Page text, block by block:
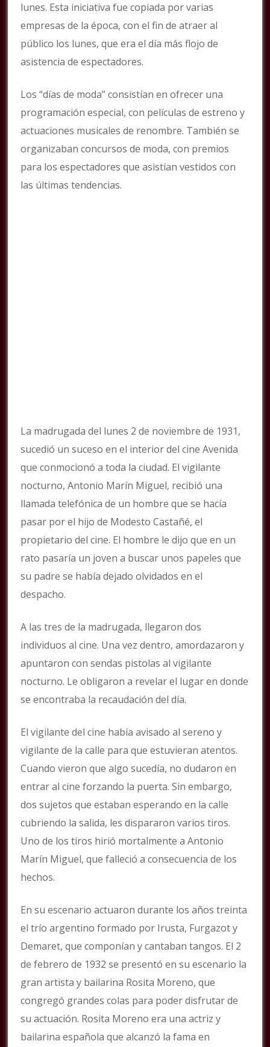
lunes. Esta iniciativa fue copiada por varias
empresas de la época, con el fin de atraer al
público los lunes, que era el día más flojo de
asistencia de espectadores.
Los “días de moda” consistían en ofrecer una
programación especial, con películas de estreno y
actuaciones musicales de renombre. También se
organizaban concursos de moda, con premios
para los espectadores que asistían vestidos con
las últimas tendencias.
La madrugada del lunes 2 de noviembre de 1931,
sucedió un suceso en el interior del cine Avenida
que conmocionó a toda la ciudad. El vigilante
nocturno, Antonio Marín Miguel, recibió una
llamada telefónica de un hombre que se hacía
pasar por el hijo de Modesto Castañé, el
propietario del cine. El hombre le dijo que en un
rato pasaría un joven a buscar unos papeles que
su padre se había dejado olvidados en el
despacho.
A las tres de la madrugada, llegaron dos
individuos al cine. Una vez dentro, amordazaron y
apuntaron con sendas pistolas al vigilante
nocturno. Le obligaron a revelar el lugar en donde
se encontraba la recaudación del día.
El vigilante del cine había avisado al sereno y
vigilante de la calle para que estuvieran atentos.
Cuando vieron que algo sucedía, no dudaron en
entrar al cine forzando la puerta. Sin embargo,
dos sujetos que estaban esperando en la calle
cubriendo la salida, les dispararon varios tiros.
Uno de los tiros hirió mortalmente a Antonio
Marín Miguel, que falleció a consecuencia de los
hechos.
En su escenario actuaron durante los años treinta
el trío argentino formado por Irusta, Furgazot y
Demaret, que componían y cantaban tangos. El 2
de febrero de 1932 se presentó en su escenario la
gran artista y bailarina Rosita Moreno, que
congregó grandes colas para poder disfrutar de
su actuación. Rosita Moreno era una actriz y
bailarina española que alcanzó la fama en